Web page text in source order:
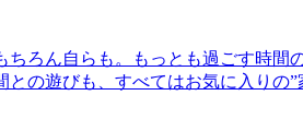
ろん自らも。もっとも過ごす時間
の遊びも、すべてはお気に入りの